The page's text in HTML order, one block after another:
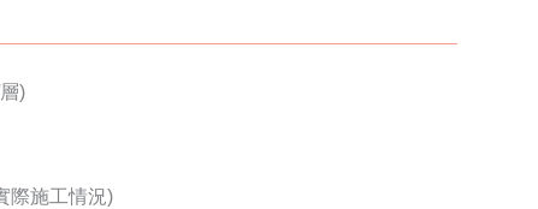
)
際施工情況)